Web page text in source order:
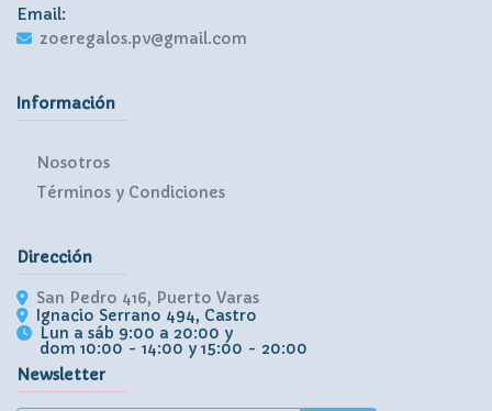
Email:
zoeregalos.pv@gmail.com
Información
Nosotros
Términos y Condiciones
Dirección
San Pedro 416, Puerto Varas
Ignacio Serrano 494, Castro
Lun a sáb 9:00 a 20:00 y
dom 10:00 - 14:00 y 15:00 - 20:00
Newsletter